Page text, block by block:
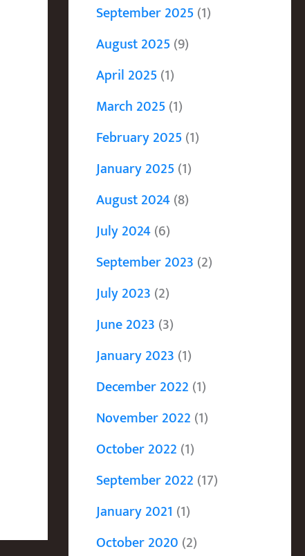
September 2025(1)
August 2025(9)
April 2025(1)
March 2025(1)
February 2025(1)
January 2025(1)
August 2024(8)
July 2024(6)
September 2023 (2)
July 2023 (2)
June 2023 (3)
January 2023 (1)
December 2022 (1)
November 2022 (1)
October 2022 (1)
September 2022 (17)
January 2021 (1)
October 2020 (2)